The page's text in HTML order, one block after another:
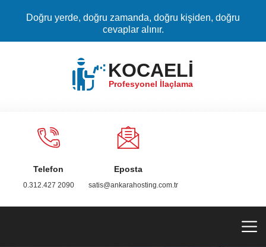
Doğru yerde, doğru zamanda, doğru kişiden, doğru
cevaplar alınır.
KOCAELİ
Profesyonel İlaçlama
Telefon
0.312.427 2090
Eposta
satis@ankarahosting.com.tr